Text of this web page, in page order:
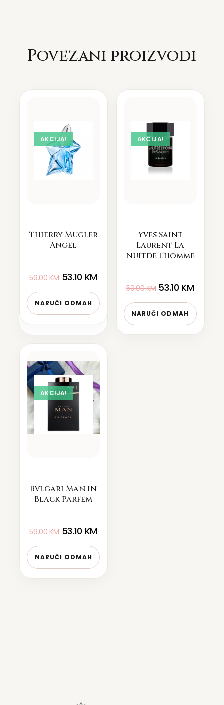
Povezani proizvodi
AKCIJA!
Thierry Mugler
Angel
59.00KM 53.10 KM
NARUČI ODMAH
AKCIJA!
Yves Saint
Laurent La
Nuitde L'homme
59.00KM 53.10 KM
NARUČI ODMAH
AKCIJA!
Bvlgari Man in
Black Parfem
59.00KM 53.10 KM
NARUČI ODMAH